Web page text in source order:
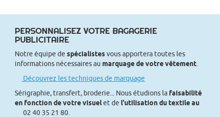
PERSONNALISEZ VOTRE BAGAGERIE
PUBLICITAIRE
Notre équipe de spécialistesvous apportera toutes les
informations nécessaires au marquage de votre vêtement
Découvrez les techniques de marquage
Sérigraphie, transfert, broderie... Nous étudions la faisabilité
en fonction de votre visuelet de l’utilisation du textile au
02 40 35 21 80.